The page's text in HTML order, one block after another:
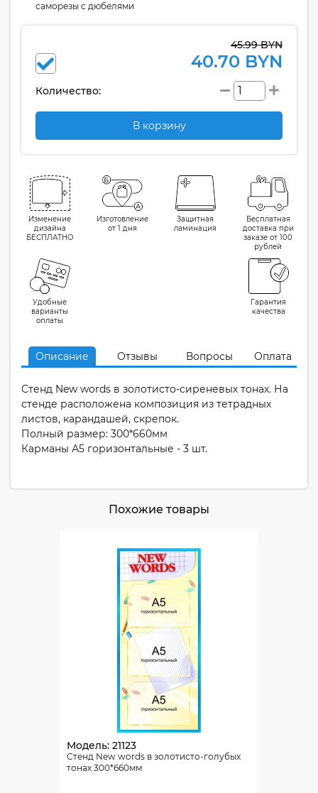
cаморезы с дюбелями
45.99 BYN
40.70 BYN
Количество:
В корзину
Изменение
дизайна
БЕСПЛАТНО
Изготовление
от 1 дня
Защитная
ламинация
Бесплатная
доставка при
заказе от 100
рублей
Удобные
варианты
оплаты
Гарантия
качества
Описание Отзывы Вопросы Оплата
Стенд New words в золотисто-сиреневых тонах. На
стенде расположена композиция из тетрадных
листов, карандашей, скрепок.
Полный размер: 300*660мм
Карманы А5 горизонтальные - 3 шт.
Похожие товары
Модель: 21123
Стенд New words в золотисто-голубых
тонах 300*660мм